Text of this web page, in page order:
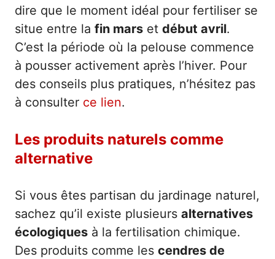
dire que le moment idéal pour fertiliser se
situe entre la fin mars et début avril.
C’est la période où la pelouse commence
à pousser activement après l’hiver. Pour
des conseils plus pratiques, n’hésitez pas
à consulter ce lien.
Les produits naturels comme
alternative
Si vous êtes partisan du jardinage naturel,
sachez qu’il existe plusieurs alternatives
écologiques à la fertilisation chimique.
Des produits comme les cendres de